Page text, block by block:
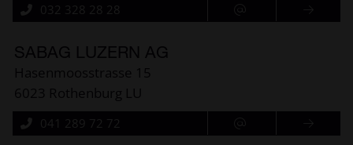
032 328 28 28
SABAG LUZERN AG
Hasenmoosstrasse 15
6023 Rothenburg LU
041 289 72 72